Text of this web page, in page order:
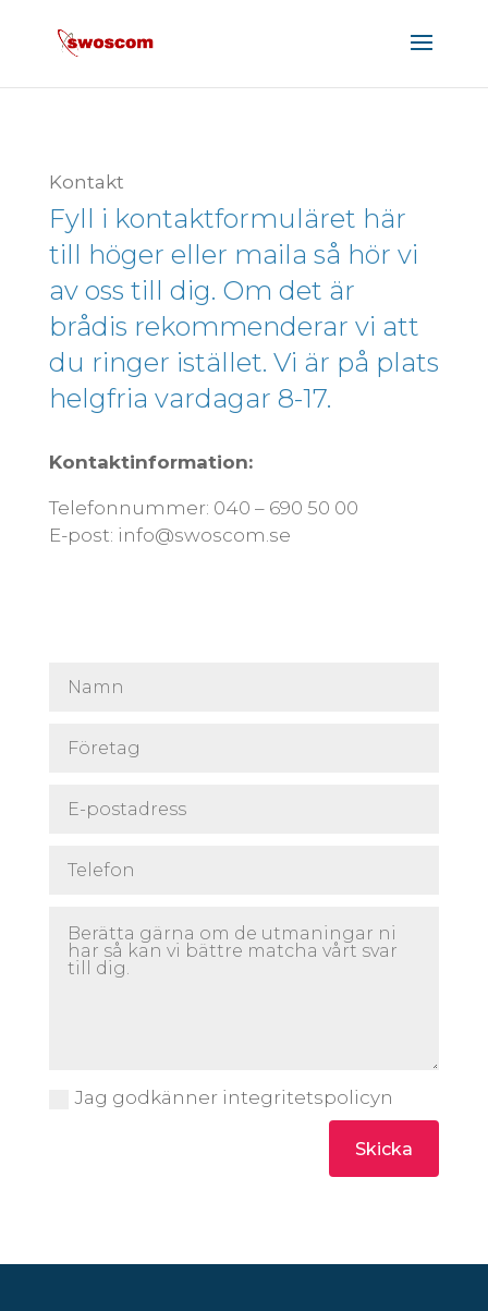
Kontakt
Fyll i kontaktformuläret här
till höger eller maila så hör vi
av oss till dig. Om det är
brådis rekommenderar vi att
du ringer istället. Vi är på plats
helgfria vardagar 8-17.
Kontaktinformation:
Telefonnummer: 040 – 690 50 00
E-post: info@swoscom.se
Jag godkänner integritetspolicyn
Skicka